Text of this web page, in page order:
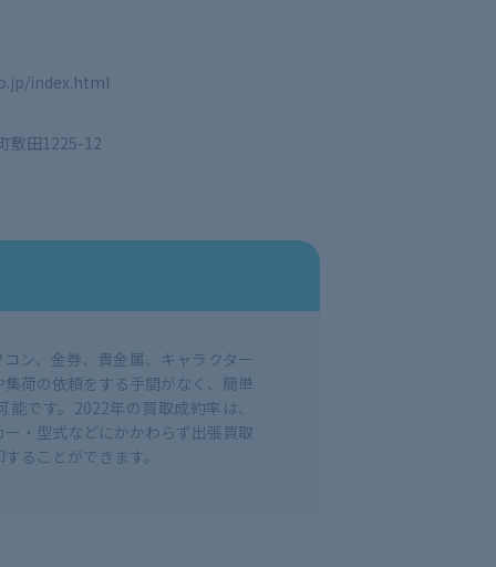
index.html
敷田1225-12
ン、金券、貴金属、キャラクター
荷の依頼をする手間がなく、簡単
です。2022年の買取成約率は、
・型式などにかかわらず出張買取
ることができます。